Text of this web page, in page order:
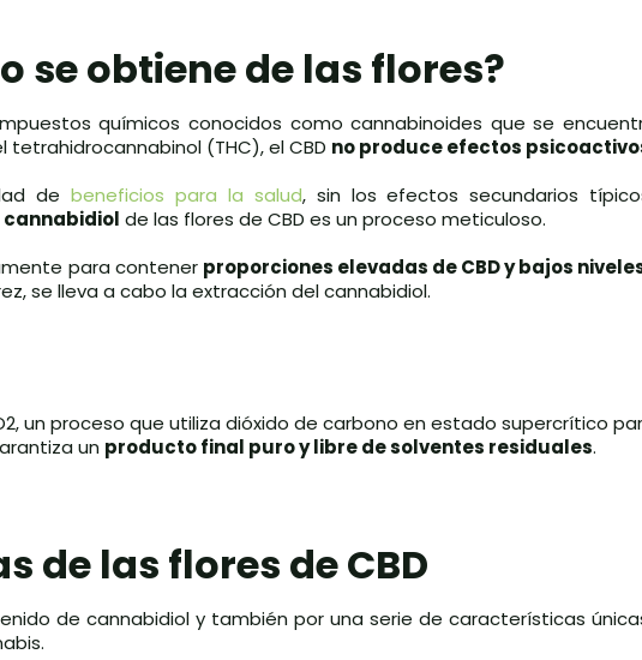
se obtiene de las flores?
químicos conocidos como cannabinoides que se
(THC), el CBD no produce efectos
de beneficios para la salud, sin los efectos secundarios
de las flores de CBD es un proceso meticuloso.
para contener proporciones elevadas de CBD y bajos
se lleva a cabo la extracción del cannabidiol.
un proceso que utiliza dióxido de carbono en estado supercrítico
un producto final puro y libre de solventes residuales.
de las flores de CBD
de cannabidiol y también por una serie de características